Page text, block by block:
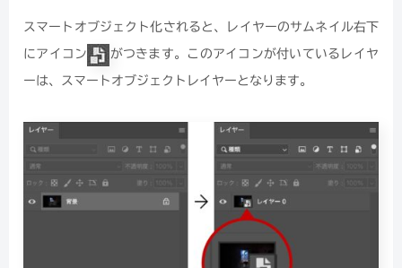
スマートオブジェクト化されると、レイヤーのサムネイル右下
にアイコン がつきます。このアイコンが付いているレイヤ
ーは、スマートオブジェクトレイヤーとなります。